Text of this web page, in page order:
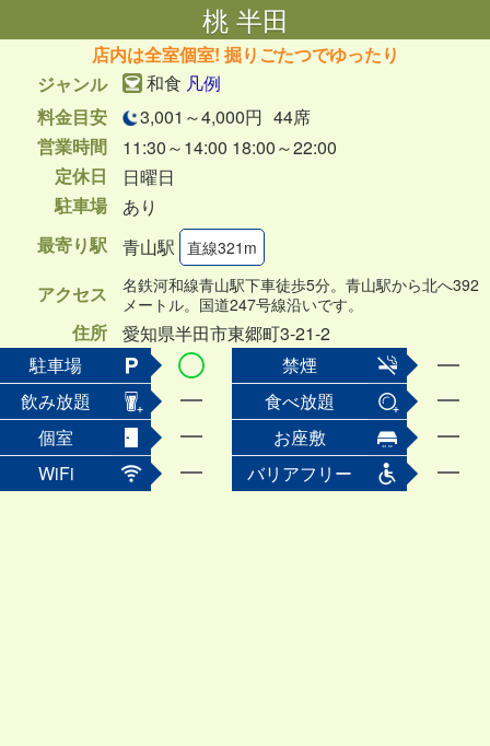
桃 半田
店内は全室個室! 掘りごたつでゆったり
ジャンル
和食 凡例
料金目安
3,001～4,000円 44席
営業時間
11:30～14:00 18:00～22:00
定休日
日曜日
駐車場
あり
最寄り駅
青山駅 直線321m
アクセス
名鉄河和線青山駅下車徒歩5分。青山駅から北へ392
メートル。国道247号線沿いです。
住所
愛知県半田市東郷町3-21-2
駐車場
禁煙
飲み放題
食べ放題
個室
お座敷
WiFi
バリアフリー